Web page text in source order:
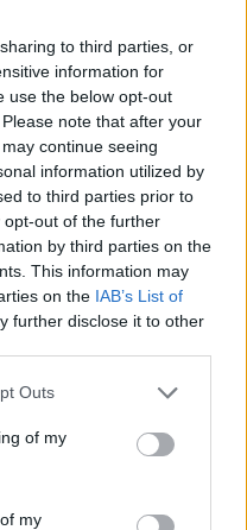
to third parties, or
information for
use the below opt-out
note that after your
continue seeing
information utilized by
to third parties prior to
out of the further
by third parties on the
This information may
on the IAB’s List of
further disclose it to other
one or more Google
You may click to
its third-party tags to
in below Google
Outs
of my
my
brengt in de redactie
over lokaal geheugen.
di Genova,
van oude stadsfoto's.